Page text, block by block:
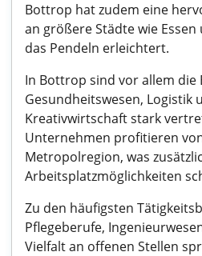
Bottrop hat zudem eine
an größere Städte wie
das Pendeln erleichtert.
In Bottrop sind vor allem die
Gesundheitswesen, Logistik
Kreativwirtschaft stark
Unternehmen profitieren
Metropolregion, was
Arbeitsplatzmöglichkeiten
Zu den häufigsten
Pflegeberufe,
Vielfalt an offenen Stellen